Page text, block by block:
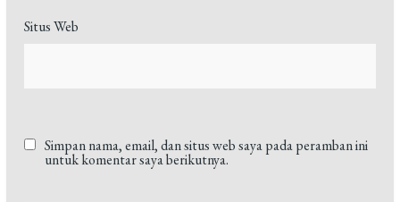
Situs Web
Simpan nama, email, dan situs web saya pada peramban ini
untuk komentar saya berikutnya.